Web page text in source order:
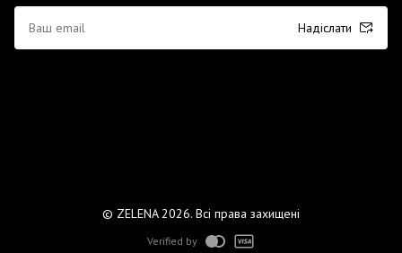
Надіслати
© ZELENA 2026. Всі права захищені
Verified by